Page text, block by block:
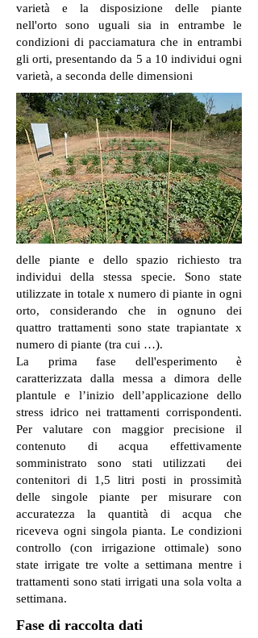
varietà e la disposizione delle piante
nell'orto sono uguali sia in entrambe le
condizioni di pacciamatura che in entrambi
gli orti, presentando da 5 a 10 individui ogni
varietà, a seconda delle dimensioni
delle piante e dello spazio richiesto tra
individui della stessa specie. Sono state
utilizzate in totale x numero di piante in ogni
orto, considerando che in ognuno dei
quattro trattamenti sono state trapiantate x
numero di piante (tra cui …).
La prima fase dell'esperimento è
caratterizzata dalla messa a dimora delle
plantule e l’inizio dell’applicazione dello
stress idrico nei trattamenti corrispondenti.
Per valutare con maggior precisione il
contenuto di acqua effettivamente
somministrato sono stati utilizzati dei
contenitori di 1,5 litri posti in prossimità
delle singole piante per misurare con
accuratezza la quantità di acqua che
riceveva ogni singola pianta. Le condizioni
controllo (con irrigazione ottimale) sono
state irrigate tre volte a settimana mentre i
trattamenti sono stati irrigati una sola volta a
settimana.
Fase di raccolta dati